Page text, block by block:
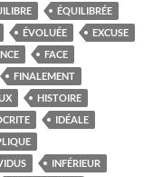
ÉQUILIBRÉE
ÉVOLUÉE
EXCUSE
FACE
FINALEMENT
HISTOIRE
IDÉALE
INFÉRIEUR